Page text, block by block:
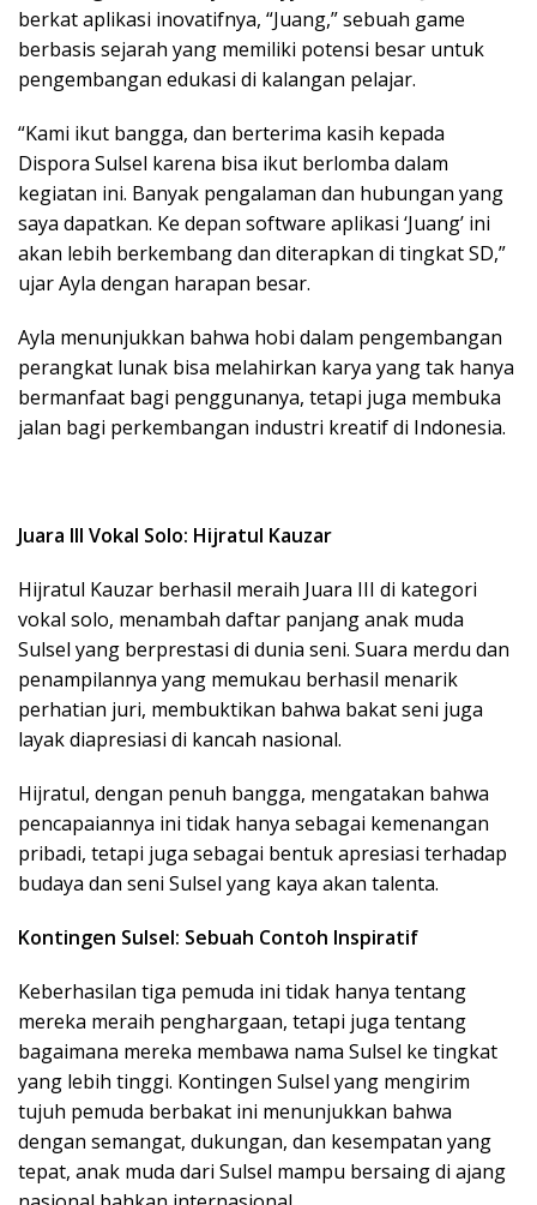
berkat aplikasi inovatifnya, “Juang,” sebuah game
berbasis sejarah yang memiliki potensi besar untuk
pengembangan edukasi di kalangan pelajar.
“Kami ikut bangga, dan berterima kasih kepada
Dispora Sulsel karena bisa ikut berlomba dalam
kegiatan ini. Banyak pengalaman dan hubungan yang
saya dapatkan. Ke depan software aplikasi ‘Juang’ ini
akan lebih berkembang dan diterapkan di tingkat SD,”
ujar Ayla dengan harapan besar.
Ayla menunjukkan bahwa hobi dalam pengembangan
perangkat lunak bisa melahirkan karya yang tak hanya
bermanfaat bagi penggunanya, tetapi juga membuka
jalan bagi perkembangan industri kreatif di Indonesia.
Juara III Vokal Solo: Hijratul Kauzar
Hijratul Kauzar berhasil meraih Juara III di kategori
vokal solo, menambah daftar panjang anak muda
Sulsel yang berprestasi di dunia seni. Suara merdu dan
penampilannya yang memukau berhasil menarik
perhatian juri, membuktikan bahwa bakat seni juga
layak diapresiasi di kancah nasional.
Hijratul, dengan penuh bangga, mengatakan bahwa
pencapaiannya ini tidak hanya sebagai kemenangan
pribadi, tetapi juga sebagai bentuk apresiasi terhadap
budaya dan seni Sulsel yang kaya akan talenta.
Kontingen Sulsel: Sebuah Contoh Inspiratif
Keberhasilan tiga pemuda ini tidak hanya tentang
mereka meraih penghargaan, tetapi juga tentang
bagaimana mereka membawa nama Sulsel ke tingkat
yang lebih tinggi. Kontingen Sulsel yang mengirim
tujuh pemuda berbakat ini menunjukkan bahwa
dengan semangat, dukungan, dan kesempatan yang
tepat, anak muda dari Sulsel mampu bersaing di ajang